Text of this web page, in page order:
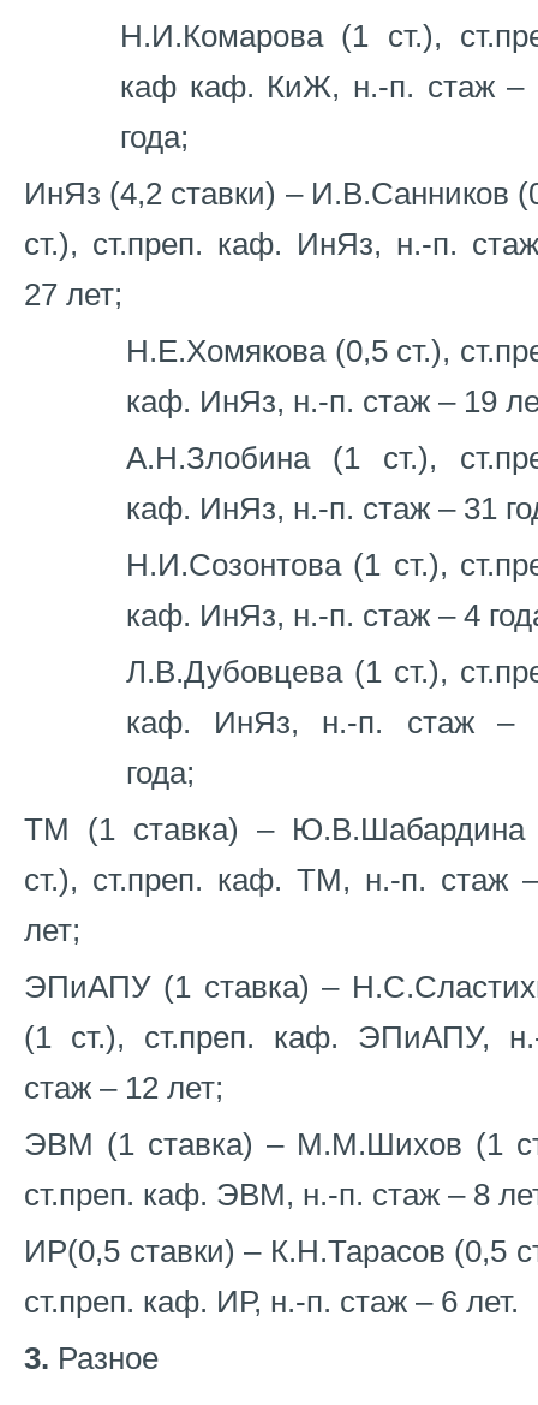
Н.И.Комарова (1 ст.),
каф каф. КиЖ, н.-п. стаж –
года;
ИнЯз (4,2 ставки) – И.В.Санников
ст.), ст.преп. каф. ИнЯз, н.-п.
27 лет;
Н.Е.Хомякова (0,5 ст.),
каф. ИнЯз, н.-п. стаж – 19
А.Н.Злобина (1 ст.),
каф. ИнЯз, н.-п. стаж – 31
Н.И.Созонтова (1 ст.),
каф. ИнЯз, н.-п. стаж – 4
Л.В.Дубовцева (1 ст.),
каф. ИнЯз, н.-п. стаж –
года;
ТМ (1 ставка) – Ю.В.Шабардина
ст.), ст.преп. каф. ТМ, н.-п. стаж
лет;
ЭПиАПУ (1 ставка) –
(1 ст.), ст.преп. каф. ЭПиАПУ,
стаж – 12 лет;
ЭВМ (1 ставка) – М.М.Шихов (1
ст.преп. каф. ЭВМ, н.-п. стаж – 8
ИР(0,5 ставки) – К.Н.Тарасов (0,5
ст.преп. каф. ИР, н.-п. стаж – 6 лет.
3. Разное